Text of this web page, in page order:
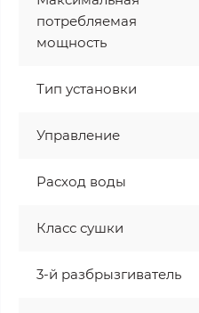
потребляемая
мощность
Тип установки
Управление
Расход воды
Класс сушки
3-й разбрызгиватель